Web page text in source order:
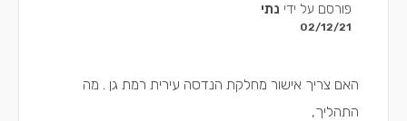
פורסם על ידי נתי
02/12/21
האם צריך אישור מחלקת הנדסה עירית רמת גן . מה
התהליך,